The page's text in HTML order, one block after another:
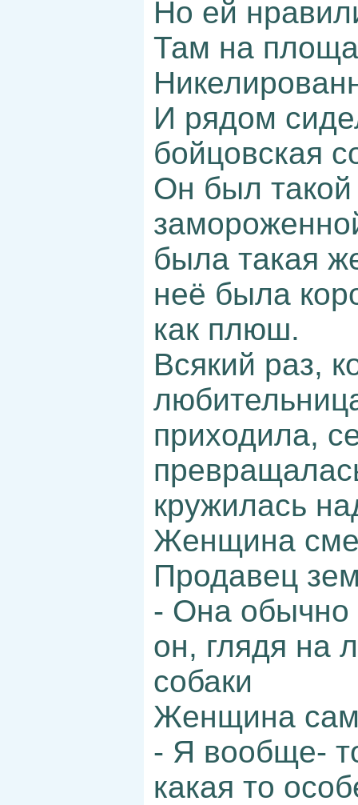
Но ей
Там на
И рядом
бойцовская
Он был такой
была такая
неё была
как плюш.
Всякий раз,
приходила,
кружилась
Женщина
Продавец
- Она обычно
он, глядя на
собаки
Женщина
- Я вообще-
какая то